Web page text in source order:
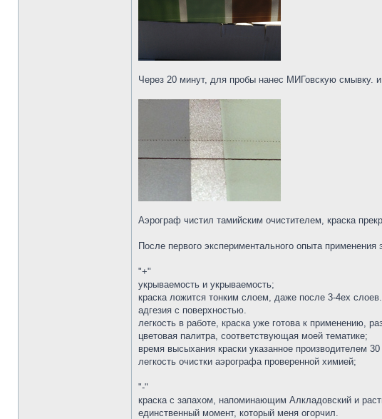
Через 20 минут, для пробы нанес МИГовскую смывку.
Аэрограф чистил тамийским очистителем, краска
После первого экспериментального опыта
"+"
укрываемость и укрываемость;
краска ложится тонким слоем, даже после 3-4ех
адгезия с поверхностью.
легкость в работе, краска уже готова к применению,
цветовая палитра, соответствующая моей тематике;
время высыхания краски указанное производителем
легкость очистки аэрографа проверенной химией;
"-"
краска с запахом, напоминающим Алкладовский и
единственный момент, который меня огорчил.